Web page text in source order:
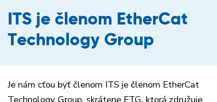
ITS je členom EtherCat
Technology Group
Je nám cťou byť členom ITS je členom EtherCat